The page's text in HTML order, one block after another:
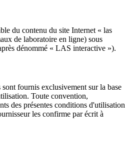
du contenu du site Internet « las
de laboratoire en ligne) sous
dénommé « LAS interactive »).
fournis exclusivement sur la base
Toute convention,
des présentes conditions d'utilisation
les confirme par écrit à